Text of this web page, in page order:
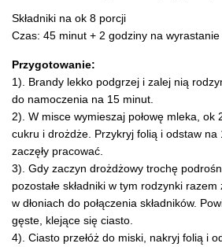
Składniki na ok 8 porcji
Czas: 45 minut + 2 godziny na wyrastanie
Przygotowanie:
1). Brandy lekko podgrzej i zalej nią
do namoczenia na 15 minut.
2). W misce wymieszaj połowę mleka, ok
cukru i drożdże. Przykryj folią i odstaw
zaczęły pracować.
3). Gdy zaczyn drożdżowy trochę
pozostałe składniki w tym rodzynki
w dłoniach do połączenia składników.
gęste, klejące się ciasto.
4). Ciasto przełóż do miski, nakryj folią i